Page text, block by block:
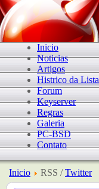
Inicio
Noticias
Artigos
Histrico da Lista
Forum
Keyserver
Regras
Galeria
PC-BSD
Contato
Inicio RSS /Twitter